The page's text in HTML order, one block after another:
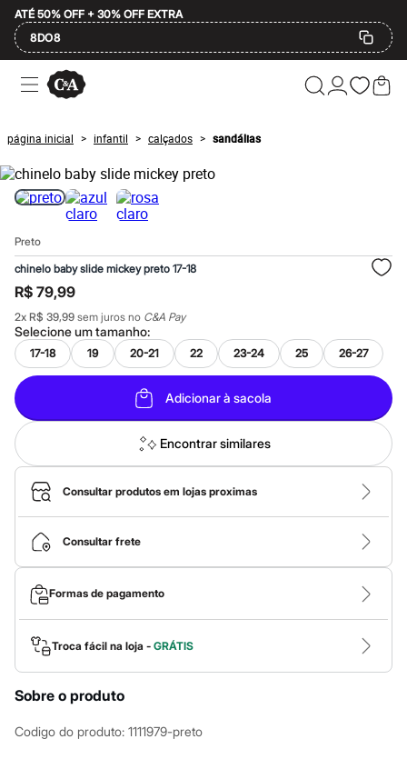
ATÉ 50% OFF + 30% OFF EXTRA
8DO8
Ofertas
Compre por Departamento
Masculino
Infantil
Calçados
Mindse7
Plus Size
Até 20% off
Até 60% off
A partir de 60% off
Feminino
Em alta
Inverno
Alfaiataria
Novidades
Roupas
Blusas e Camisetas
Básicos
Calças
Casacos e Jaquetas
Jeans
Macacões
Saias
Shorts e Bermudas
Vestidos
Bolsas
Bonés e Chapéus
Bijoux
Cintos
Óculos
Relógios
Calçados
Botas
Chinelos
Rasteirinhas
Sandálias
Sapatilhas
Tênis
página inicial > infantil > calçados > sandálias
Preto
chinelo baby slide mickey preto 17-18
R$ 79,99
2x R$ 39,99 sem juros no C&A Pay
Selecione umtamanho:
17-18 19 20-21 22 23-24 25 26-27
Adicionar à sacola
Encontrar similares
Consultar produtos em lojas proximas
Consultar frete
Formas de pagamento
Troca fácil na loja - GRÁTIS
Sobre o produto
Codigo do produto: 1111979-preto